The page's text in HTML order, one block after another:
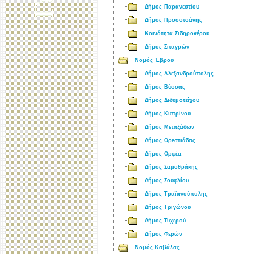
Δήμος Παρανεστίου
Δήμος Προσοτσάνης
Κοινότητα Σιδηρονέρου
Δήμος Σιταγρών
Νομός Έβρου
Δήμος Αλεξανδρούπολης
Δήμος Βύσσας
Δήμος Διδυμοτείχου
Δήμος Κυπρίνου
Δήμος Μεταξάδων
Δήμος Ορεστιάδας
Δήμος Ορφέα
Δήμος Σαμοθράκης
Δήμος Σουφλίου
Δήμος Τραϊανούπολης
Δήμος Τριγώνου
Δήμος Τυχερού
Δήμος Φερών
Νομός Καβάλας